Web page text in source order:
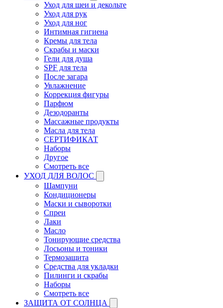
Уход для шеи и декольте
Уход для рук
Уход для ног
Интимная гигиена
Кремы для тела
Скрабы и маски
Гели для душа
SPF для тела
После загара
Увлажнение
Коррекция фигуры
Парфюм
Дезодоранты
Массажные продукты
Масла для тела
СЕРТИФИКАТ
Наборы
Другое
Смотреть все
УХОД ДЛЯ ВОЛОС
Шампуни
Кондиционеры
Маски и сыворотки
Спреи
Лаки
Масло
Тонирующие средства
Лосьоны и тоники
Термозащита
Средства для укладки
Пилинги и скрабы
Наборы
Смотреть все
ЗАЩИТА ОТ СОЛНЦА